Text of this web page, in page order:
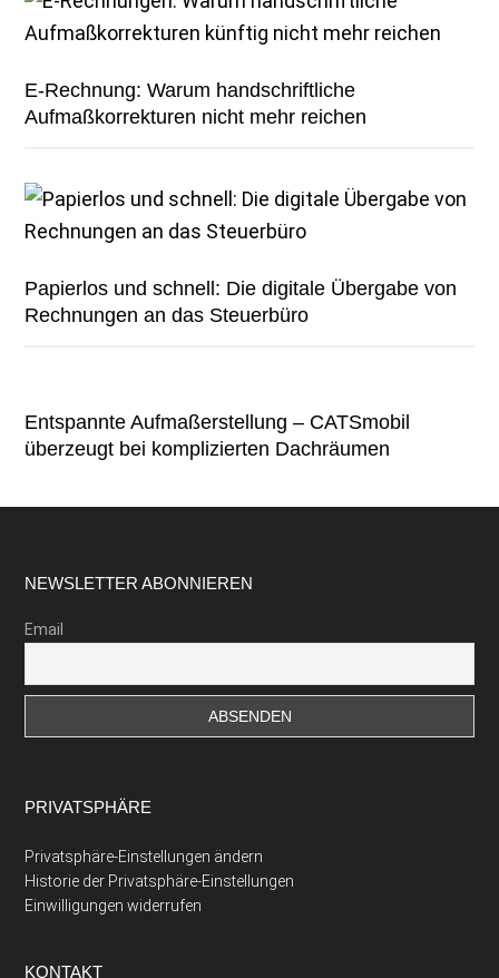
E-Rechnung: Warum handschriftliche
Aufmaßkorrekturen nicht mehr reichen
Papierlos und schnell: Die digitale Übergabe von
Rechnungen an das Steuerbüro
Entspannte Aufmaßerstellung – CATSmobil
überzeugt bei komplizierten Dachräumen
Footer
NEWSLETTER ABONNIEREN
Email
PRIVATSPHÄRE
Privatsphäre-Einstellungen ändern
Historie der Privatsphäre-Einstellungen
Einwilligungen widerrufen
KONTAKT